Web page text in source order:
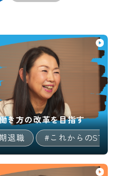
き方の改革を目指す
退職 #これからの